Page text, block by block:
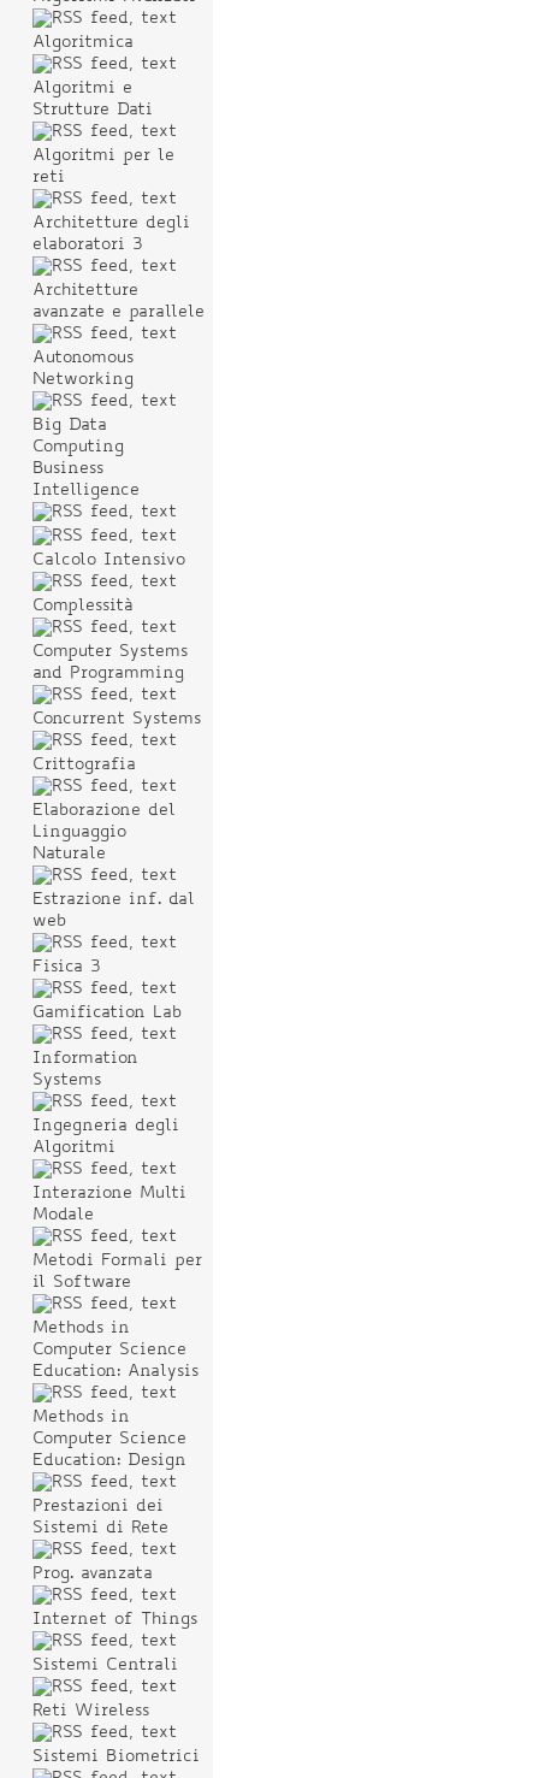
Algoritmica
Algoritmi e
Strutture Dati
Algoritmi per le
reti
Architetture degli
elaboratori 3
Architetture
avanzate e parallele
Autonomous
Networking
Big Data
Computing
Business
Intelligence
Calcolo Intensivo
Complessità
Computer Systems
and Programming
Concurrent Systems
Crittografia
Elaborazione del
Linguaggio
Naturale
Estrazione inf. dal
web
Fisica 3
Gamification Lab
Information
Systems
Ingegneria degli
Algoritmi
Interazione Multi
Modale
Metodi Formali per
il Software
Methods in
Computer Science
Education: Analysis
Methods in
Computer Science
Education: Design
Prestazioni dei
Sistemi di Rete
Prog. avanzata
Internet of Things
Sistemi Centrali
Reti Wireless
Sistemi Biometrici